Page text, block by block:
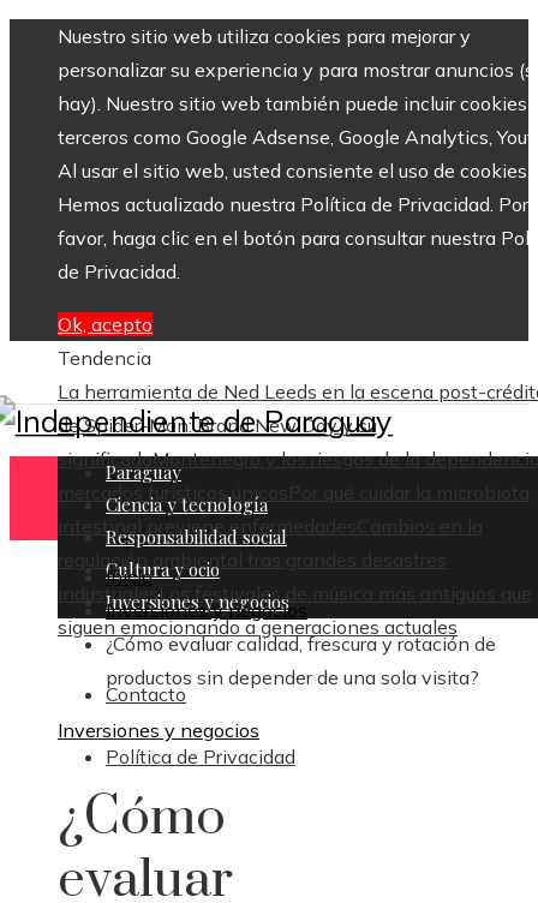
Nuestro sitio web utiliza cookies para mejorar y
personalizar su experiencia y para mostrar anuncios
hay). Nuestro sitio web también puede incluir cookies
terceros como Google Adsense, Google Analytics,
Al usar el sitio web, usted consiente el uso de cookies.
Hemos actualizado nuestra Política de Privacidad. Por
favor, haga clic en el botón para consultar nuestra
de Privacidad.
Ok, acepto
Tendencia
La herramienta de Ned Leeds en la escena post-
de Spider-Man: Brand New Day y su
significadoMontenegro y los riesgos de la
mercados turísticos únicos
Por qué cuidar la microbiota
intestinal previene enfermedades
Cambios en la
regulación ambiental tras grandes desastres
industrialesLos festivales de música más antiguos que
siguen emocionando a generaciones actuales
Contacto
Política de Privacidad
Paraguay
Ciencia y tecnología
Responsabilidad social
Cultura y ocio
Inversiones y negocios
Inicio
Inversiones y negocios
¿Cómo evaluar calidad, frescura y rotación de
productos sin depender de una sola visita?
Inversiones y negocios
¿Cómo
evaluar